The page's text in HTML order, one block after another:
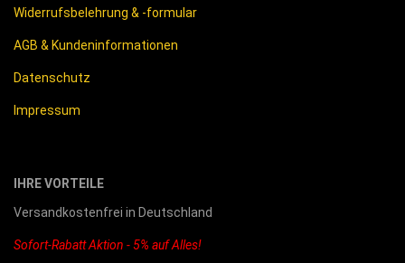
Widerrufsbelehrung & -formular
AGB & Kundeninformationen
Datenschutz
Impressum
IHRE VORTEILE
Versandkostenfrei in Deutschland
Sofort-Rabatt Aktion - 5% auf Alles!